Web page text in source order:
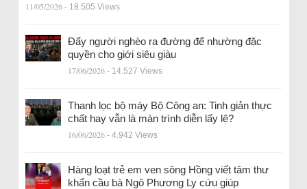
11/05/2026 - 18.505 Views
Đẩy người nghèo ra đường để nhường đặc
quyền cho giới siêu giàu
17/06/2026 - 14.527 Views
Thanh lọc bộ máy Bộ Công an: Tinh giản thực
chất hay vẫn là màn trình diễn lấy lệ?
16/06/2026 - 4.942 Views
Hàng loạt trẻ em ven sông Hồng viết tâm thư
khẩn cầu bà Ngô Phương Ly cứu giúp